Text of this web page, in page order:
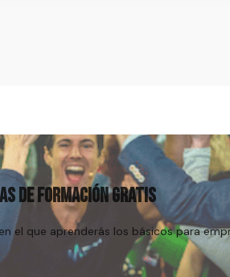
DE FORMACIÓN GRATIS
el que aprenderás los básicos para
Regístrame